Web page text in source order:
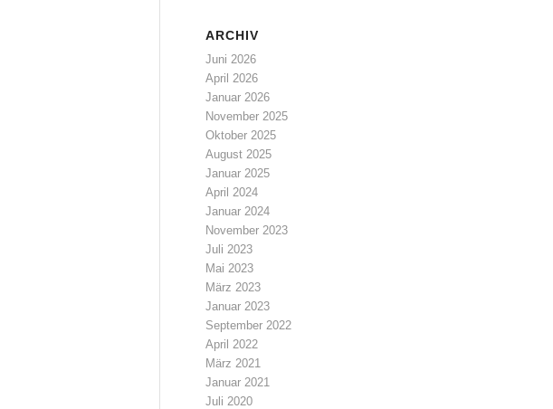
ARCHIV
Juni 2026
April 2026
Januar 2026
November 2025
Oktober 2025
August 2025
Januar 2025
April 2024
Januar 2024
November 2023
Juli 2023
Mai 2023
März 2023
Januar 2023
September 2022
April 2022
März 2021
Januar 2021
Juli 2020